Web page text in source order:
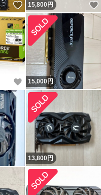
いいね！
15,800円
いいね！
15,000円
13,800円